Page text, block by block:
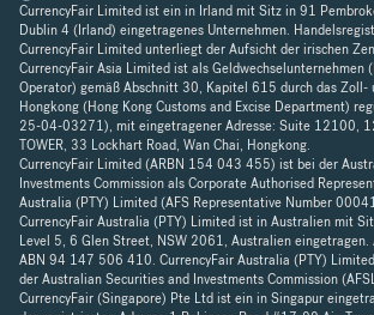
CurrencyFair Limited ist ein in Irland mit Sitz in 91
Dublin 4 (Irland) eingetragenes Unternehmen.
CurrencyFair Limited unterliegt der Aufsicht der irischen
CurrencyFair Asia Limited ist als Geldwechselunternehmen
Operator) gemäß Abschnitt 30, Kapitel 615 durch das Zoll-
Hongkong (Hong Kong Customs and Excise Department)
25-04-03271), mit eingetragener Adresse: Suite 12100,
TOWER, 33 Lockhart Road, Wan Chai, Hongkong.
CurrencyFair Limited (ARBN 154 043 455) ist bei der
Investments Commission als Corporate Authorised
Australia (PTY) Limited (AFS Representative Number
CurrencyFair Australia (PTY) Limited ist in Australien mit
Level 5, 6 Glen Street, NSW 2061, Australien
ABN 94 147 506 410. CurrencyFair Australia (PTY)
der Australian Securities and Investments Commission
CurrencyFair (Singapore) Pte Ltd ist ein in Singapur